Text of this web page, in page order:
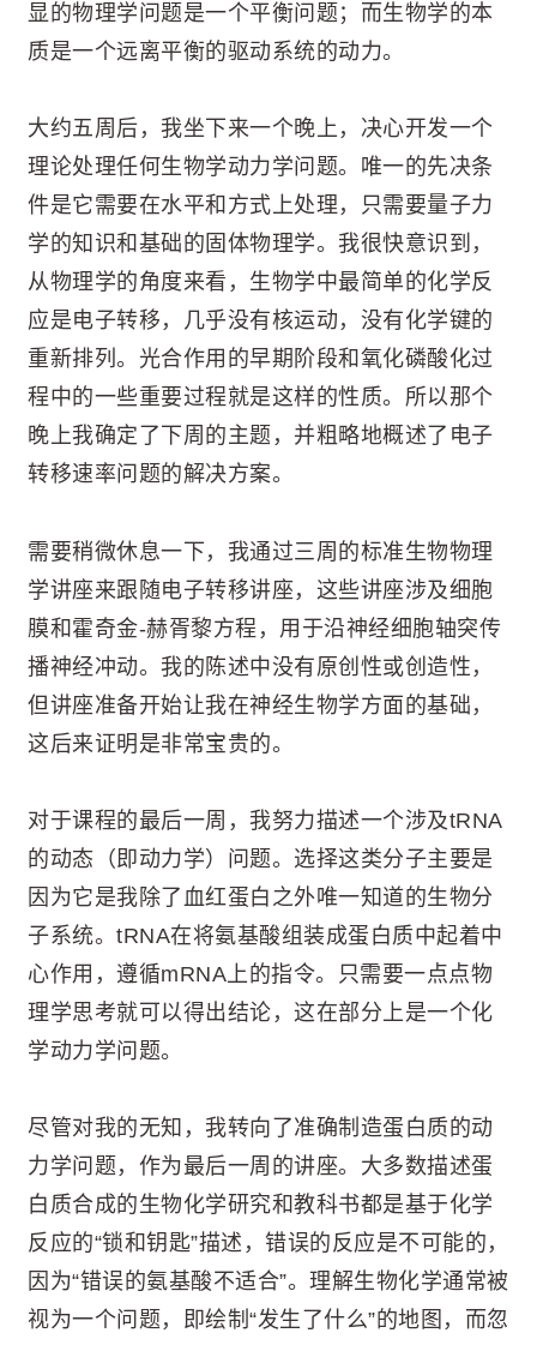
显的物理学问题是一个平衡问题；而生物学的本
质是一个远离平衡的驱动系统的动力。
大约五周后，我坐下来一个晚上，决心开发一个
理论处理任何生物学动力学问题。唯一的先决条
件是它需要在水平和方式上处理，只需要量子力
学的知识和基础的固体物理学。我很快意识到，
从物理学的角度来看，生物学中最简单的化学反
应是电子转移，几乎没有核运动，没有化学键的
重新排列。光合作用的早期阶段和氧化磷酸化过
程中的一些重要过程就是这样的性质。所以那个
晚上我确定了下周的主题，并粗略地概述了电子
转移速率问题的解决方案。
需要稍微休息一下，我通过三周的标准生物物理
学讲座来跟随电子转移讲座，这些讲座涉及细胞
膜和霍奇金-赫胥黎方程，用于沿神经细胞轴突传
播神经冲动。我的陈述中没有原创性或创造性，
但讲座准备开始让我在神经生物学方面的基础，
这后来证明是非常宝贵的。
对于课程的最后一周，我努力描述一个涉及tRNA
的动态（即动力学）问题。选择这类分子主要是
因为它是我除了血红蛋白之外唯一知道的生物分
子系统。tRNA在将氨基酸组装成蛋白质中起着中
心作用，遵循mRNA上的指令。只需要一点点物
理学思考就可以得出结论，这在部分上是一个化
学动力学问题。
尽管对我的无知，我转向了准确制造蛋白质的动
力学问题，作为最后一周的讲座。大多数描述蛋
白质合成的生物化学研究和教科书都是基于化学
反应的“锁和钥匙”描述，错误的反应是不可能的，
因为“错误的氨基酸不适合”。理解生物化学通常被
视为一个问题，即绘制“发生了什么”的地图，而忽